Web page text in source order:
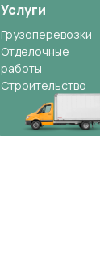
Услуги
Грузоперевозки
Отделочные
работы
Строительство